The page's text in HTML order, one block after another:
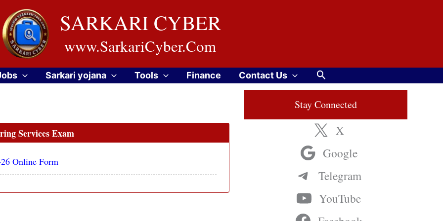
SARKARI CYBER
www.SarkariCyber.Com
Sarkari yojana Tools Finance Contact Us Search
Services Exam
Online Form
Stay Connected
X
Google
Telegram
YouTube